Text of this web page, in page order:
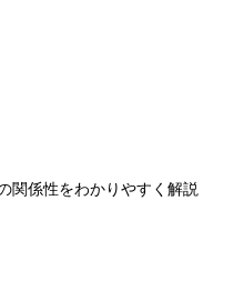
関係性をわかりやすく解説